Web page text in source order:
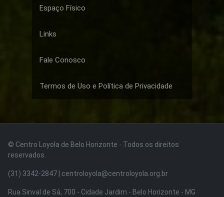
Espaço Físico
Links
Fale Conosco
Termos de Uso e Política de Privacidade
© Centro Loyola de Belo Horizonte · Todos os direitos
reservados.
(31) 3342-2847 | centroloyola@centroloyola.org.br
Rua Sinval de Sá, 700 - Cidade Jardim - Belo Horizonte - MG